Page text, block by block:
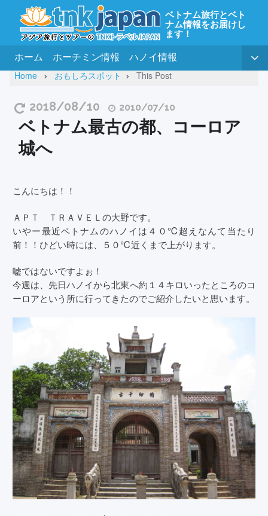
ベトナム旅行とベト
ナム情報をお届けし
ます！
ホーム ホーチミン情報 ハノイ情報
Home おもしろスポット This Post
2018/08/10 2010/07/10
ベトナム最古の都、コーロア
城へ
こんにちは！！
ＡＰＴ ＴＲＡＶＥＬの大野です。
いやー最近ベトナムのハノイは４０℃超えなんて当たり
前！！ひどい時には、５０℃近くまで上がります。
嘘ではないですよぉ！
今週は、先日ハノイから北東へ約１４キロいったところのコ
ーロアという所に行ってきたのでご紹介したいと思います。